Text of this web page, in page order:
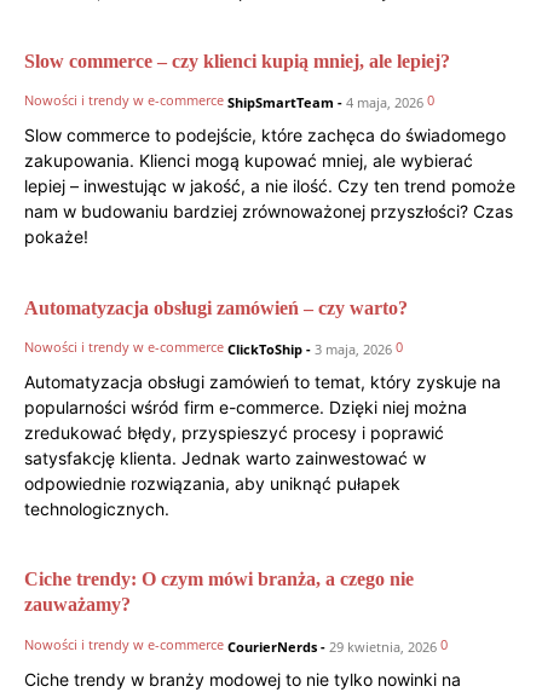
Slow commerce – czy klienci kupią mniej, ale lepiej?
Nowości i trendy w e-commerce ShipSmartTeam - 4 maja, 2026 0
Slow commerce to podejście, które zachęca do świadomego
zakupowania. Klienci mogą kupować mniej, ale wybierać
lepiej – inwestując w jakość, a nie ilość. Czy ten trend pomoże
nam w budowaniu bardziej zrównoważonej przyszłości? Czas
pokaże!
Automatyzacja obsługi zamówień – czy warto?
Nowości i trendy w e-commerce ClickToShip - 3 maja, 2026 0
Automatyzacja obsługi zamówień to temat, który zyskuje na
popularności wśród firm e-commerce. Dzięki niej można
zredukować błędy, przyspieszyć procesy i poprawić
satysfakcję klienta. Jednak warto zainwestować w
odpowiednie rozwiązania, aby uniknąć pułapek
technologicznych.
Ciche trendy: O czym mówi branża, a czego nie
zauważamy?
Nowości i trendy w e-commerce CourierNerds - 29 kwietnia, 2026 0
Ciche trendy w branży modowej to nie tylko nowinki na